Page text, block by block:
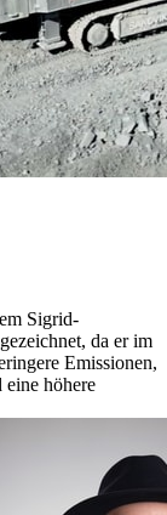
Sigrid-
da er im
Emissionen,
höhere